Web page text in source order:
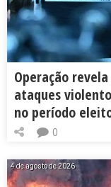
Operação
ataques
no período
0
4 de agosto de 2026